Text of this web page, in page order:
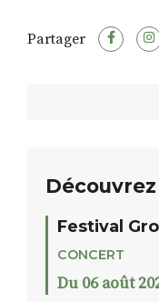
Partager
Festival
CONCERT
Du 06 août